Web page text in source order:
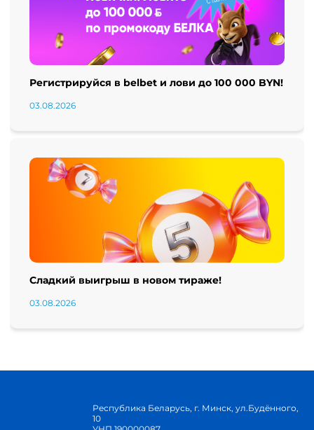
Регистрируйся в belbet и лови до 100 000 BYN!
03.08.2026
Сладкий выигрыш в новом тираже!
03.08.2026
Республика Беларусь, г. Минск, ул.Будённого,
10